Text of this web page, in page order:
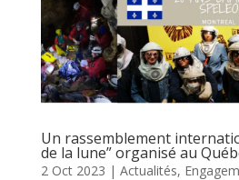
Un rassemblement
de la lune” organisé au
2 Oct 2023 | Actualités,